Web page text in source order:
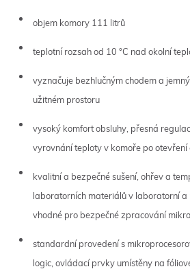
objem komory 111 litrů
teplotní rozsah od 10 °C nad okolní
vyznačuje bezhlučným chodem a
užitném prostoru
vysoký komfort obsluhy, přesná
vyrovnání teploty v komoře po otevření
kvalitní a bezpečné sušení, ohřev a
laboratorních materiálů v laboratorní a
vhodné pro bezpečné zpracování
standardní provedení s
logic, ovládací prvky umístěny na